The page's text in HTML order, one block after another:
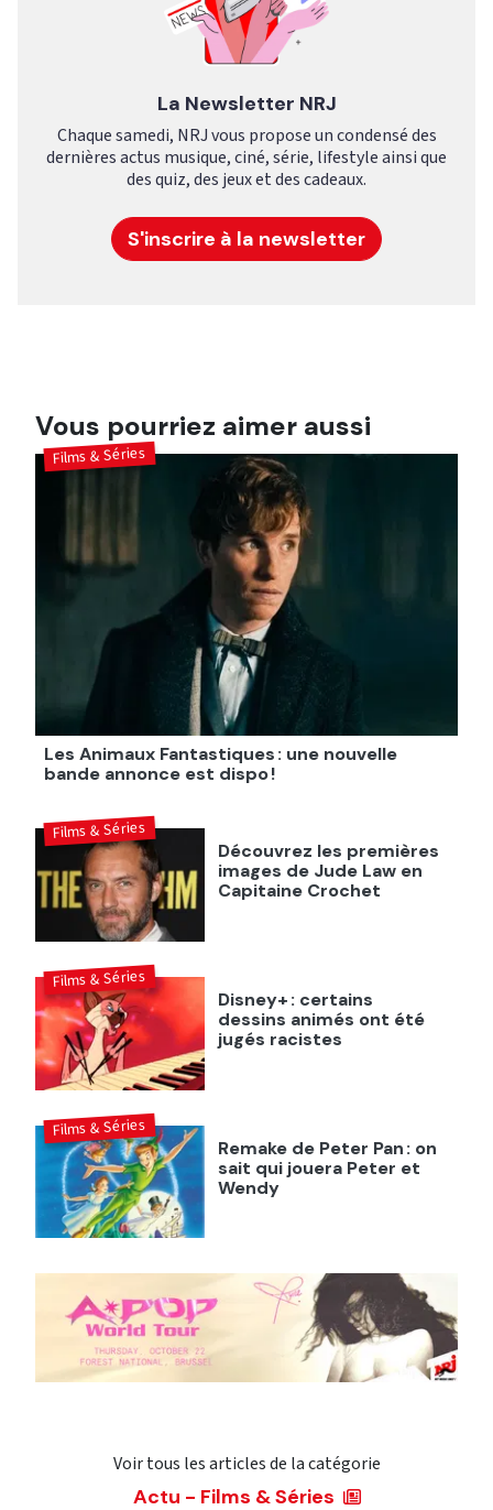
La Newsletter NRJ
Chaque samedi, NRJ vous propose un condensé des
dernières actus musique, ciné, série, lifestyle ainsi que
des quiz, des jeux et des cadeaux.
S'inscrire à la newsletter
Vous pourriez aimer aussi
Les Animaux Fantastiques : une nouvelle
bande annonce est dispo !
Films & Séries
Découvrez les premières
images de Jude Law en
Capitaine Crochet
Films & Séries
Disney+ : certains
dessins animés ont été
jugés racistes
Films & Séries
Remake de Peter Pan : on
sait qui jouera Peter et
Wendy
Films & Séries
Voir tous les articles de la catégorie
Actu - Films & Séries